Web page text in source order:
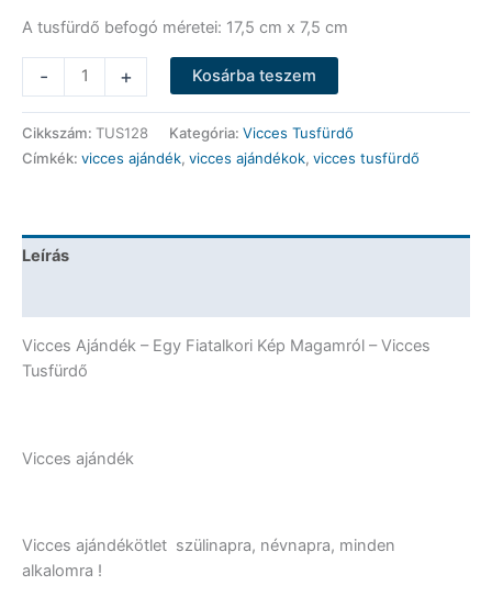
A tusfürdő befogó méretei: 17,5 cm x 7,5 cm
-
Tusfürdő
-
Egy
Fiatalkori
-
mennyiség
+ Kosárba teszem
Cikkszám: TUS128 Kategória: Vicces Tusfürdő
Címkék: vicces ajándék, vicces ajándékok, vicces tusfürdő
Leírás
Vicces Ajándék – Egy Fiatalkori Kép Magamról – Vicces
Tusfürdő
Vicces ajándék
Vicces ajándékötlet szülinapra, névnapra, minden
alkalomra !